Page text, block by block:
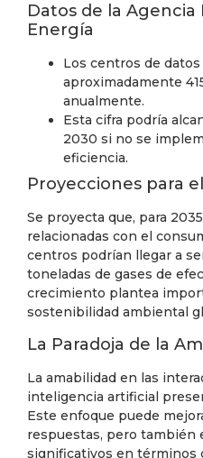
Datos de la
Energía
Los centros de
aproximadamente
anualmente.
Esta cifra podría
2030 si no se
eficiencia.
Proyecciones para
Se proyecta que, para
relacionadas con el
centros podrían llegar a
toneladas de gases de
crecimiento plantea
sostenibilidad ambiental
La Paradoja de la
La amabilidad en las
inteligencia artificial
Este enfoque puede
respuestas, pero también
significativos en términos